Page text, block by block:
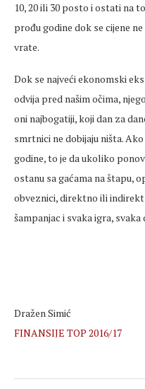
10, 20 ili 30 posto i ostati na
prođu godine dok se cijene
vrate.
Dok se najveći ekonomski
odvija pred našim očima,
oni najbogatiji, koji dan za
smrtnici ne dobijaju ništa.
godine, to je da ukoliko
ostanu sa gaćama na štapu,
obveznici, direktno ili
šampanjac i svaka igra, svaka
Dražen Simić
FINANSIJE TOP 2016/17